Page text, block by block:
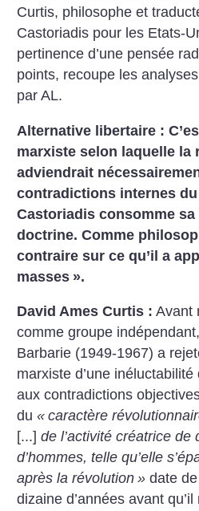
Curtis, philosophe et
Castoriadis pour les Etats-
pertinence d’une pensée
points, recoupe les
par AL.
Alternative libertaire :
marxiste selon laquelle la
adviendrait
contradictions internes
Castoriadis consomme
doctrine. Comme
contraire sur ce qu’il a
masses ».
David Ames Curtis : Avant
comme groupe
Barbarie (1949-1967) a
marxiste d’une
aux contradictions
du« caractère
[...]de l’activité créatrice de
d’hommes, telle qu’elle
après la révolution » date
dizaine d’années avant qu’il